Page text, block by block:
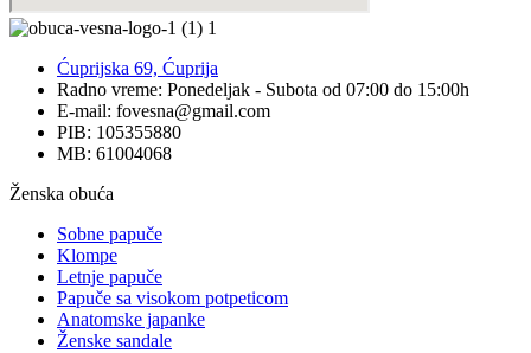
Ćuprijska 69, Ćuprija
Radno vreme: Ponedeljak - Subota od 07:00 do 15:00h
E-mail: fovesna@gmail.com
PIB: 105355880
MB: 61004068
Ženska obuća
Sobne papuče
Klompe
Letnje papuče
Papuče sa visokom potpeticom
Anatomske japanke
Ženske sandale